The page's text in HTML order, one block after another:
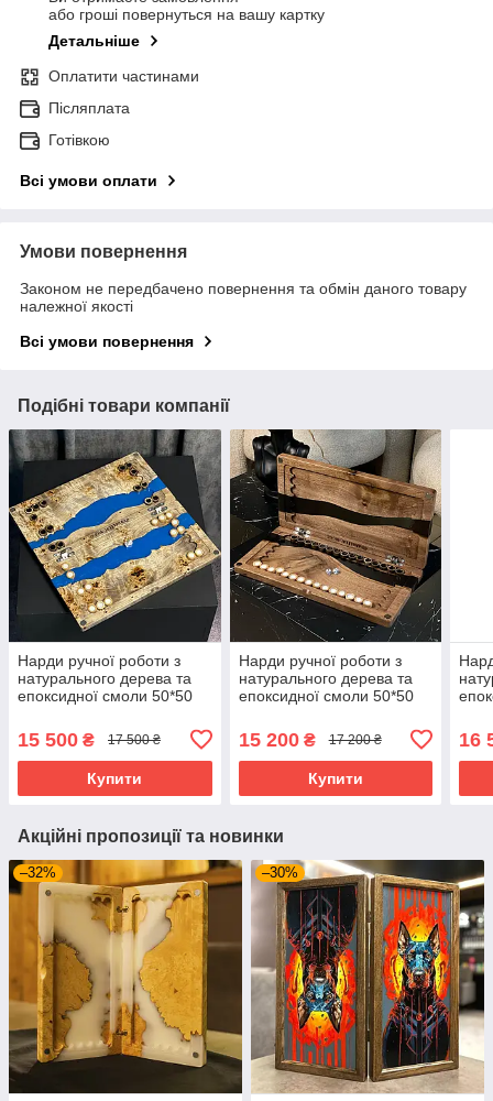
або гроші повернуться на вашу картку
Детальніше
Оплатити частинами
Післяплата
Готівкою
Всі умови оплати
Умови повернення
Законом не передбачено повернення та обмін даного товару
належної якості
Всі умови повернення
Подібні товари компанії
Нарди ручної роботи з
натурального дерева та
епоксидної смоли 50*50
15 500 ₴ 17 500 ₴
Купити
Нарди ручної роботи з
натурального дерева та
епоксидної смоли 50*50
Американський горіх
15 200₴ 17 200 ₴
Купити
16
Акційні пропозиції та новинки
–32% –30%